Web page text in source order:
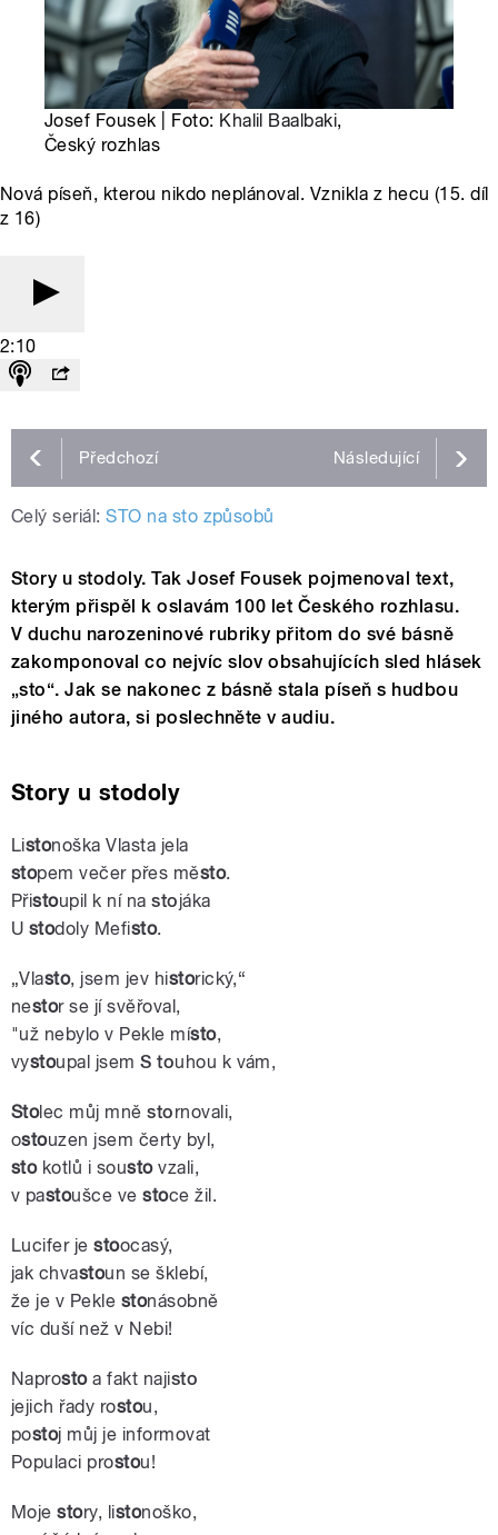
Josef Fousek | Foto: Khalil Baalbaki,
Český rozhlas
Nová píseň, kterou nikdo neplánoval. Vznikla z hecu (15. díl
z 16)
2:10
Předchozí Následující
Celý seriál: STO na sto způsobů
Story u stodoly. Tak Josef Fousek pojmenoval text,
kterým přispěl k oslavám 100 let Českého rozhlasu.
V duchu narozeninové rubriky přitom do své básně
zakomponoval co nejvíc slov obsahujících sled hlásek
„sto“. Jak se nakonec z básně stala píseň s hudbou
jiného autora, si poslechněte v audiu.
Story u stodoly
Listonoška Vlasta jela
stopem večer přes město.
Přistoupil k ní na stojáka
U stodoly Mefisto.
„Vlasto, jsem jev historický,“
nestor se jí svěřoval,
"už nebylo v Pekle místo,
vystoupal jsem S touhou k vám,
Stolec můj mně stornovali,
ostouzen jsem čerty byl,
sto kotlů i soustovzali,
v pastoušce ve stoce žil.
Lucifer je stoocasý,
jak chvastoun se šklebí,
že je v Pekle stonásobně
víc duší než v Nebi!
Naprostoa fakt najisto
jejich řady rostou,
postoj můj je informovat
Populaci prostou!
Moje story, listonoško,